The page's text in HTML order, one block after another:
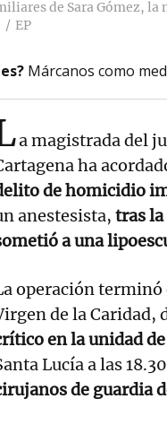
de Sara Gómez,
EP
Márcanos como
a magistrada del
ha
de homicidio
anestesista, tras la
a una
operación terminó
de la Caridad,
en la unidad
Lucía a las
de guardia